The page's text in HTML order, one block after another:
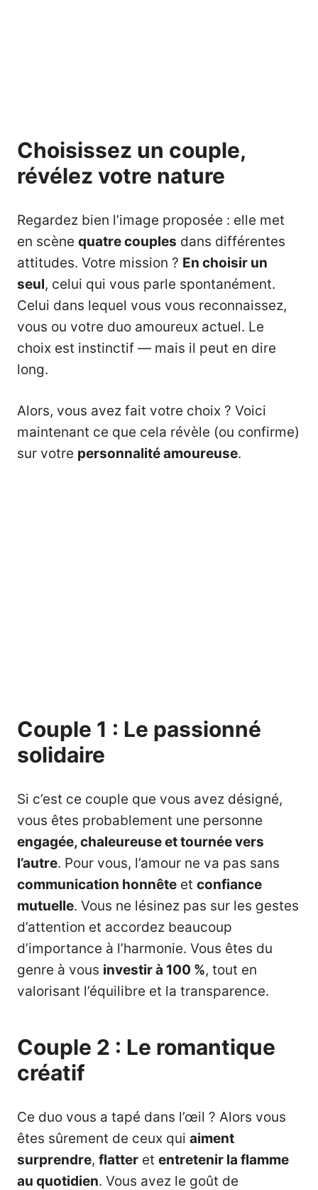
Choisissez un couple,
révélez votre nature
Regardez bien l’image proposée : elle met
en scène quatre couples dans différentes
attitudes. Votre mission ? En choisir un
seul, celui qui vous parle spontanément.
Celui dans lequel vous vous reconnaissez,
vous ou votre duo amoureux actuel. Le
choix est instinctif — mais il peut en dire
long.
Alors, vous avez fait votre choix ? Voici
maintenant ce que cela révèle (ou confirme)
sur votre personnalité amoureuse.
Couple 1 : Le passionné
solidaire
Si c’est ce couple que vous avez désigné,
vous êtes probablement une personne
engagée, chaleureuse et tournée vers
l’autre. Pour vous, l’amour ne va pas sans
communication honnête et confiance
mutuelle. Vous ne lésinez pas sur les gestes
d’attention et accordez beaucoup
d’importance à l’harmonie. Vous êtes du
genre à vous investir à 100 %, tout en
valorisant l’équilibre et la transparence.
Couple 2 : Le romantique
créatif
Ce duo vous a tapé dans l’œil ? Alors vous
êtes sûrement de ceux qui aiment
surprendre, flatter et entretenir la flamme
au quotidien. Vous avez le goût de